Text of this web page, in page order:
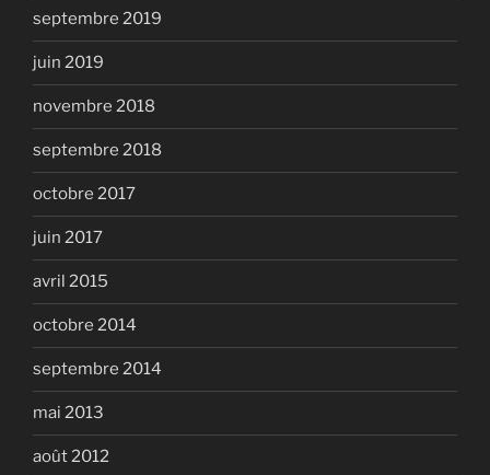
septembre 2019
juin 2019
novembre 2018
septembre 2018
octobre 2017
juin 2017
avril 2015
octobre 2014
septembre 2014
mai 2013
août 2012